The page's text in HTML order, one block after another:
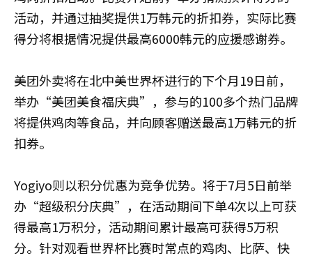
活动，并通过抽奖提供1万韩元的折扣券，实际比赛
得分将根据情况提供最高6000韩元的应援感谢券。
美团外卖将在北中美世界杯进行的下个月19日前，
举办“美团美食福庆典”，参与的100多个热门品牌
将提供鸡肉等食品，并向顾客赠送最高1万韩元的折
扣券。
Yogiyo则以积分优惠为竞争优势。将于7月5日前举
办“超级积分庆典”，在活动期间下单4次以上可获
得最高1万积分，活动期间累计最高可获得5万积
分。针对观看世界杯比赛时常点的鸡肉、比萨、快